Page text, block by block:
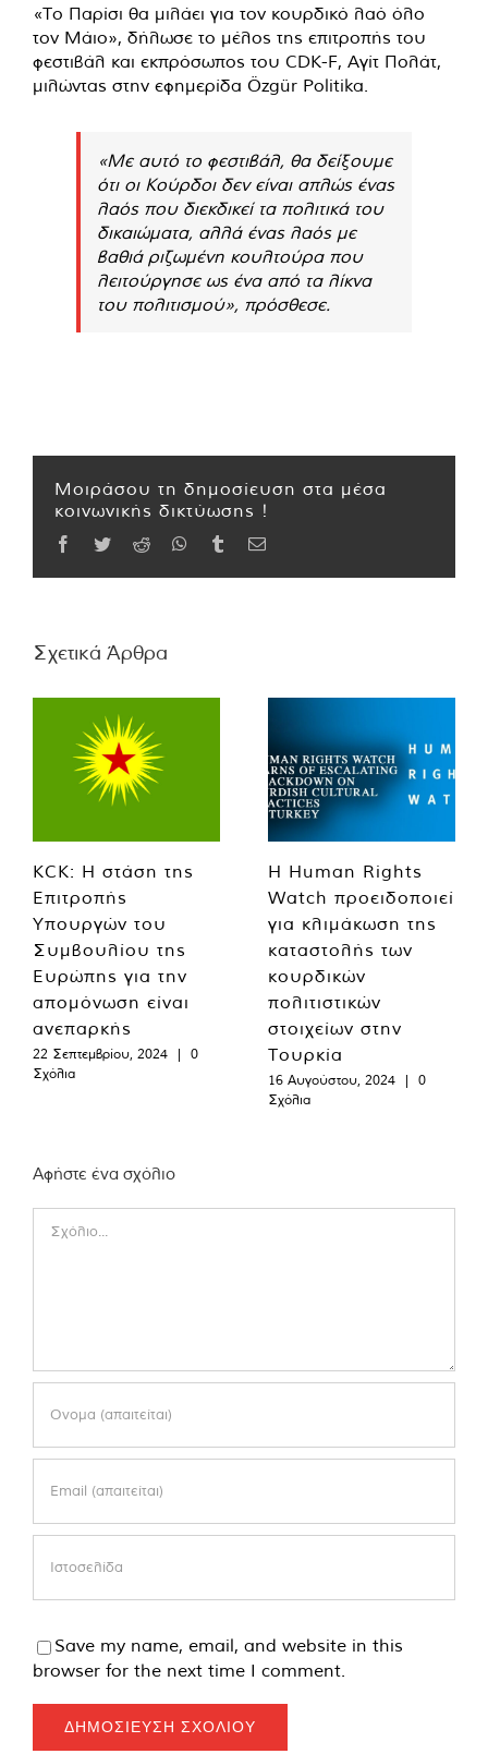
«Το Παρίσι θα μιλάει για τον κουρδικό λαό όλο
τον Μάιο», δήλωσε το μέλος της επιτροπής του
φεστιβάλ και εκπρόσωπος του CDK-F, Αγίτ Πολάτ,
μιλώντας στην εφημερίδα Özgür Politika.
«Με αυτό το φεστιβάλ, θα δείξουμε
ότι οι Κούρδοι δεν είναι απλώς ένας
λαός που διεκδικεί τα πολιτικά του
δικαιώματα, αλλά ένας λαός με
βαθιά ριζωμένη κουλτούρα που
λειτούργησε ως ένα από τα λίκνα
του πολιτισμού», πρόσθεσε.
Μοιράσου τη δημοσίευση στα μέσα
κοινωνικής δικτύωσης !
Facebook
TwitterReddit WhatsApp
TumblrEmail
Σχετικά Άρθρα
KCK: Η στάση της
Επιτροπής
Υπουργών του
Συμβουλίου της
Ευρώπης για την
απομόνωση είναι
ανεπαρκής
22 Σεπτεμβρίου, 2024 |
0
Σχόλια
Η Human Rights
Watch προειδοποιεί
για κλιμάκωση της
καταστολής των
κουρδικών
πολιτιστικών
στοιχείων στην
Τουρκία
16 Αυγούστου, 2024 |
0
Σχόλια
Αφήστε ένα σχόλιο
Save my name, email, and website in this
browser for the next time I comment.